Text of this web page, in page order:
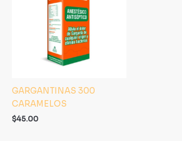
GARGANTINAS 300
CARAMELOS
$45.00